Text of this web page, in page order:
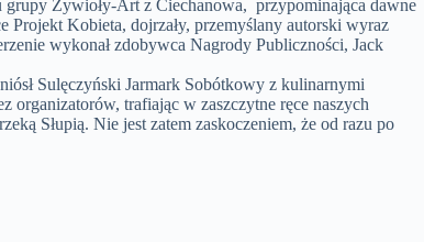
Żywioły-Art z Ciechanowa, przypominająca dawne
Kobieta, dojrzały, przemyślany autorski wyraz
wykonał zdobywca Nagrody Publiczności, Jack
Sulęczyński Jarmark Sobótkowy z kulinarnymi
organizatorów, trafiając w zaszczytne ręce naszych
Słupią. Nie jest zatem zaskoczeniem, że od razu po